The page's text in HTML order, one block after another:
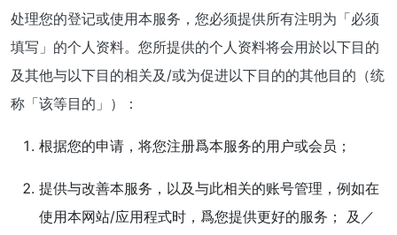
处理您的登记或使用本服务，您必须提供所有注明为「必须
填写」的个人资料。您所提供的个人资料将会用於以下目的
及其他与以下目的相关及/或为促进以下目的的其他目的（统
称「该等目的」）：
根据您的申请，将您注册爲本服务的用户或会员；
提供与改善本服务，以及与此相关的账号管理，例如在
使用本网站/应用程式时，爲您提供更好的服务； 及／